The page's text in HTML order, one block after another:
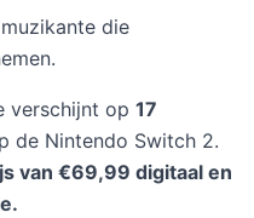
die
verschijnt op 17
de Nintendo Switch 2.
van €69,99 digitaal en